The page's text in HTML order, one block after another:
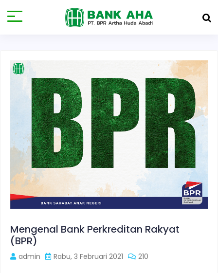
Mengenal Bank Perkreditan Rakyat
(BPR)
admin Rabu, 3 Februari 2021 210